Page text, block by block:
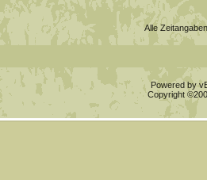
Alle
Powered by
Copyright